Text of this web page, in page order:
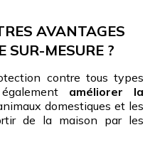
AVANTAGES
SUR-MESURE ?
contre tous types
améliorer la
domestiques et les
de la maison par les